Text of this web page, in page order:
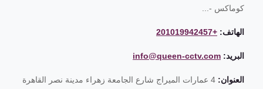
كوماكس -...
الهاتف: +201019942457
البريد: info@queen-cctv.com
العنوان:
4 عمارات الميراج شارع الجامعة زهراء مدينة نصر القاهرة